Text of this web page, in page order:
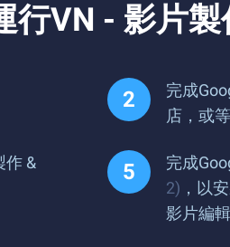
行VN - 影片
完成
店，或
作 &
完成
2) ，以
影片編輯